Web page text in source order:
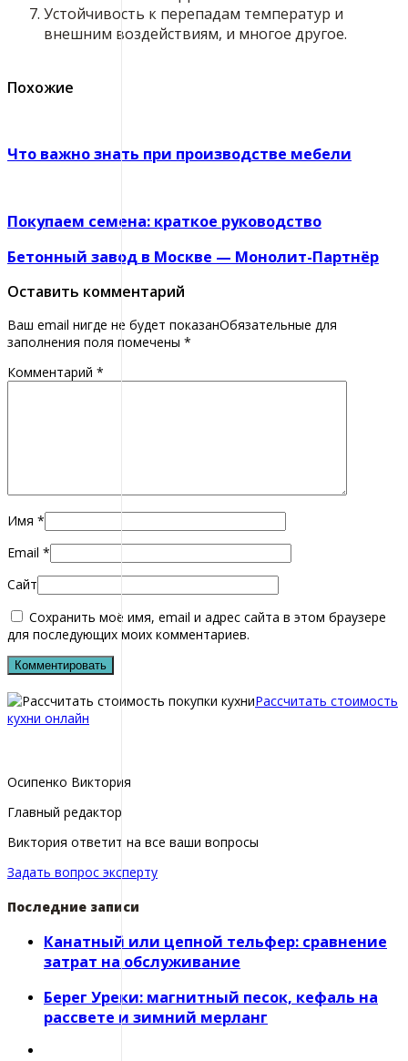
Устойчивость к перепадам температур и
внешним воздействиям, и многое другое.
Похожие
Что важно знать при производстве мебели
Покупаем семена: краткое руководство
Бетонный завод в Москве — Монолит-Партнёр
Оставить комментарий
Ваш email нигде не будет показанОбязательные для
заполнения поля помечены *
Комментарий *
Имя *
Email *
Сайт
Сохранить моё имя, email и адрес сайта в этом браузере
для последующих моих комментариев.
Рассчитать стоимость
кухни онлайн
Осипенко Виктория
Главный редактор
Виктория ответит на все ваши вопросы
Задать вопрос эксперту
Последние записи
Канатный или цепной тельфер: сравнение
затрат на обслуживание
Берег Уреки: магнитный песок, кефаль на
рассвете и зимний мерланг